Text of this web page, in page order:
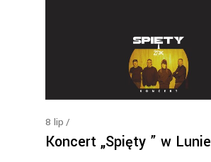
8 lip
Koncert „Spięty ” w Lunie